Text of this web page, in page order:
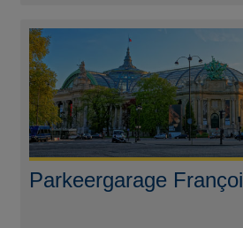
Parkeergarage